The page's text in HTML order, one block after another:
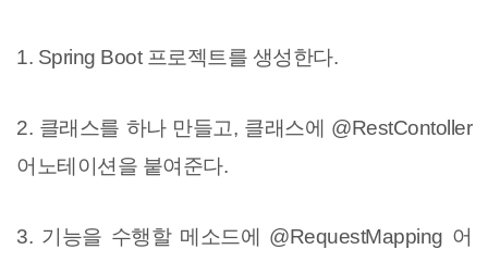
1. Spring Boot 프로젝트를 생성한다.
2. 클래스를 하나 만들고, 클래스에 @RestContoller
어노테이션을 붙여준다.
3. 기능을 수행할 메소드에 @RequestMapping 어